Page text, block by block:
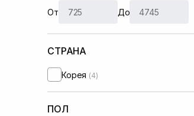
От До
СТРАНА
Корея (4)
ПОЛ